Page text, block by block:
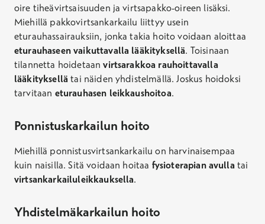
oire tiheävirtsaisuuden ja virtsapakko-oireen lisäksi.
Miehillä pakkovirtsankarkailu liittyy usein
eturauhassairauksiin, jonka takia hoito voidaan aloittaa
eturauhaseen vaikuttavalla lääkityksellä. Toisinaan
tilannetta hoidetaanvirtsarakkoa rauhoittavalla
lääkityksellä tai näiden yhdistelmällä. Joskus hoidoksi
tarvitaan eturauhasen leikkaushoitoa.
Ponnistuskarkailun hoito
Miehillä ponnistusvirtsankarkailu on harvinaisempaa
kuin naisilla. Sitä voidaan hoitaa fysioterapian avulla tai
virtsankarkailuleikkauksella.
Yhdistelmäkarkailun hoito